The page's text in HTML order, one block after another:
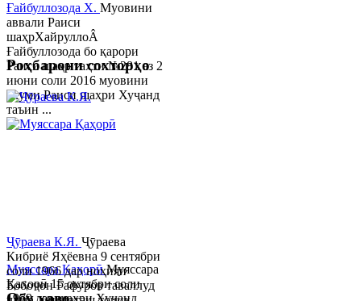
Ғайбуллозода Х. Муовини
аввали Раиси
шаҳрХайруллоÂ
Ғайбуллозода бо қарори
Раиси шаҳр таҳти №281 аз 2
июни соли 2016 муовини
якуми Раиси шаҳри Хуҷанд
таъин ...
Муяссара ҚаҳорӣМуяссара
Қаҳорӣ 15 октябри соли
Роҳбарони сохторҳо
Ҷӯраева К.Я. Ҷӯраева
Кибриё Яҳёевна 9 сентябри
соли 1966 дар ноҳияи
Бобоҷон Ғафуров таваллуд